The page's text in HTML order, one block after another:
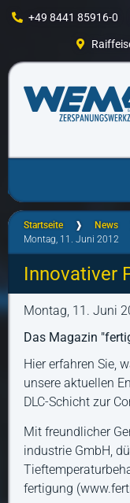
+49 8441 85916-0
Startseite ❱ News
Montag, 11. Juni 2012
Innovativer
Montag, 11. Juni
Das Magazin
Hier erfahren Sie,
unsere aktuellen
DLC-Schicht zur
Mit freundlicher
industrie GmbH,
fertigung